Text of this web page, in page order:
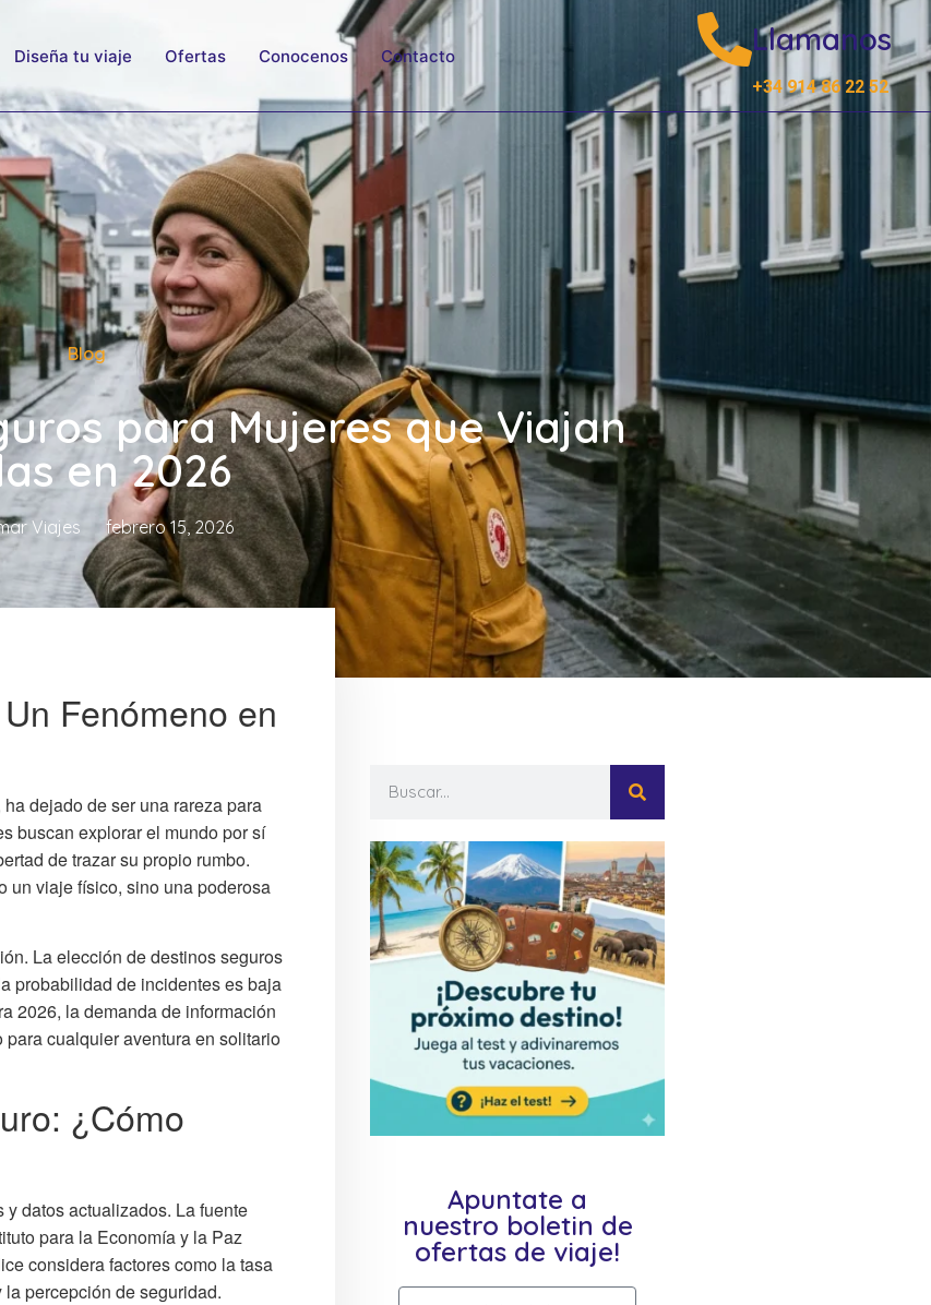
Diseña tu viaje Ofertas Conocenos Contacto Llamanos
+34 914 86 22 52
Blog
para Mujeres que Viajan
en 2026
Viajes febrero 15, 2026
Fenómeno en
dejado de ser una rareza para
buscan explorar el mundo por sí
de trazar su propio rumbo.
un viaje físico, sino una poderosa
La elección de destinos seguros
probabilidad de incidentes es baja
2026, la demanda de información
cualquier aventura en solitario
¿Cómo
datos actualizados. La fuente
para la Economía y la Paz
considera factores como la tasa
percepción de seguridad.
Apuntate a
nuestro boletin de
ofertas de viaje!